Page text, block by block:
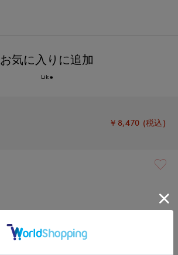
お気に入りに追加
Like
￥8,470 (税込)